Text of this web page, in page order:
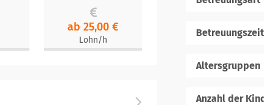
ab 25,00 €
Lohn/h
Altersgruppen
Anzahl der